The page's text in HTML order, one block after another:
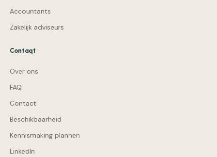
Accountants
Zakelijk adviseurs
Contaqt
Over ons
FAQ
Contact
Beschikbaarheid
Kennismaking plannen
LinkedIn